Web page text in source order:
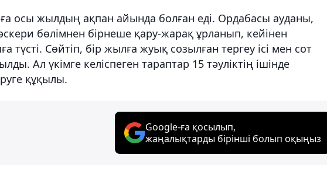
осы жылдың ақпан айында болған еді. Ордабасы ауданы,
бөлімнен бірнеше қару-жарақ ұрланып, кейінен
түсті. Сөйтіп, бір жылға жуық созылған тергеу ісі мен сот
Ал үкімге келіспеген тараптар 15 тәуліктің ішінде
құқылы.
Google-ға қосылып,
жаңалықтарды бірінші болып оқыңыз